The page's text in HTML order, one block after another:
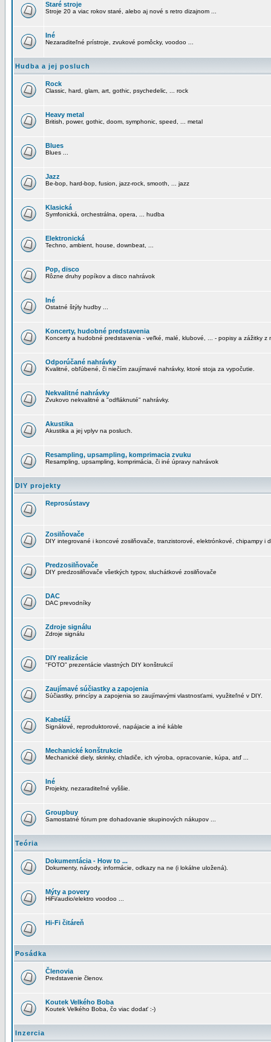
Staré stroje
Stroje 20 a viac rokov staré, alebo aj nové s retro dizajnom ...
Iné
Nezaraditeľné prístroje, zvukové pomôcky, voodoo ...
Hudba a jej posluch
Rock
Classic, hard, glam, art, gothic, psychedelic, ... rock
Heavy metal
British, power, gothic, doom, symphonic, speed, ... metal
Blues
Blues ...
Jazz
Be-bop, hard-bop, fusion, jazz-rock, smooth, ... jazz
Klasická
Symfonická, orchestrálna, opera, ... hudba
Elektronická
Techno, ambient, house, downbeat, ...
Pop, disco
Rôzne druhy popíkov a disco nahrávok
Iné
Ostatné štýly hudby ...
Koncerty, hudobné predstavenia
Koncerty a hudobné predstavenia - veľké, malé, klubové, ... - popisy a zážitky z
Odporúčané nahrávky
Kvalitné, obľúbené, či niečím zaujímavé nahrávky, ktoré stoja za vypočutie.
Nekvalitné nahrávky
Zvukovo nekvalitné a "odfláknuté" nahrávky.
Akustika
Akustika a jej vplyv na posluch.
Resampling, upsampling, komprimacia zvuku
Resampling, upsampling, komprimácia, či iné úpravy nahrávok
DIY projekty
Reprosústavy
Zosilňovače
DIY integrované i koncové zosilňovače, tranzistorové, elektrónkové, chipampy i
Predzosilňovače
DIY predzosilňovače všetkých typov, sluchátkové zosilňovače
DAC
DAC prevodníky
Zdroje signálu
Zdroje signálu
DIY realizácie
"FOTO" prezentácie vlastných DIY konštrukcií
Zaujímavé súčiastky a zapojenia
Súčiastky, princípy a zapojenia so zaujímavými vlastnosťami, využiteľné v DIY.
Kabeláž
Signálové, reproduktorové, napájacie a iné káble
Mechanické konštrukcie
Mechanické diely, skrinky, chladiče, ich výroba, opracovanie, kúpa, atď ...
Iné
Projekty, nezaraditeľné vyššie.
Groupbuy
Samostatné fórum pre dohadovanie skupinových nákupov ...
Teória
Dokumentácia - How to ...
Dokumenty, návody, informácie, odkazy na ne (i lokálne uložená).
Mýty a povery
HiFi/audio/elektro voodoo ...
Hi-Fi čitáreň
Posádka
Členovia
Predstavenie členov.
Koutek Velkého Boba
Koutek Velkého Boba, čo viac dodať :-)
Inzercia